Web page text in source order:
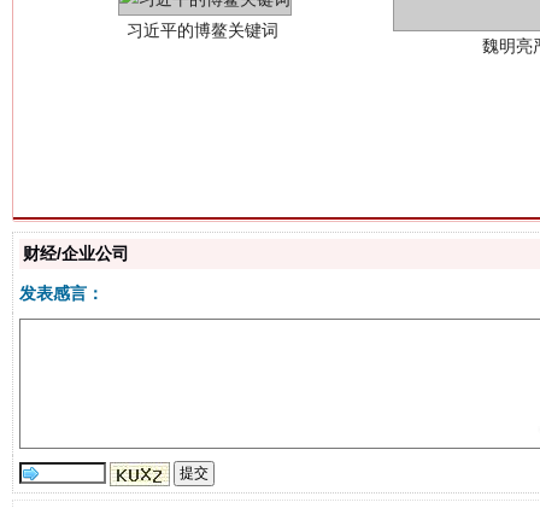
“刷贴”乱象丛生
生
财经/企业公司
发表感言：